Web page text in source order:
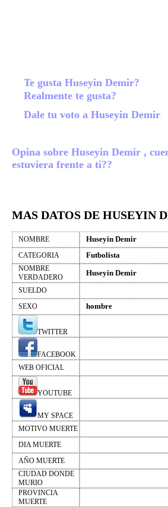
Te gusta Huseyin Demir?
Realmente te gusta?
Dale tu voto a Huseyin Demir
Opina sobre Huseyin Demir ,
estuviera frente a ti??
MAS DATOS DE HUSEYIN
NOMBRE Huseyin Demir
CATEGORIA Futbolista
NOMBRE
VERDADERO
Huseyin Demir
SUELDO
SEXO
hombre
TWITTER
FACEBOOK
WEB OFICIAL
YOUTUBE
MY SPACE
MOTIVO MUERTE
DIA MUERTE
AÑO MUERTE
CIUDAD DONDE
MURIO
PROVINCIA
MUERTE